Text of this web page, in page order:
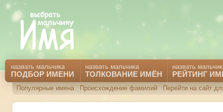
назвать мальчика
ПОДБОР ИМЕНИ
назвать мальчика
ТОЛКОВАНИЕ ИМЁН
назвать
РЕЙТИНГ
Популярные имена Происхождение фамилий Перейти на сайт